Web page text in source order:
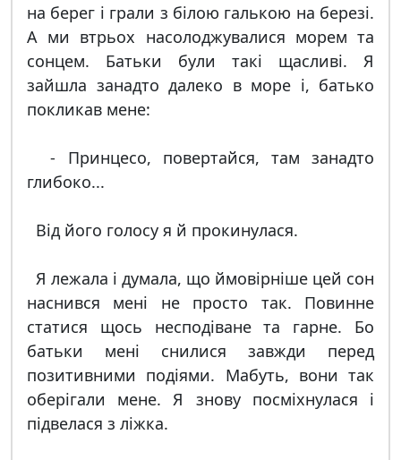
на берег і грали з білою галькою на березі.
А ми втрьох насолоджувалися морем та
сонцем. Батьки були такі щасливі. Я
зайшла занадто далеко в море і, батько
покликав мене:
- Принцесо, повертайся, там занадто
глибоко...
Від його голосу я й прокинулася.
Я лежала і думала, що ймовірніше цей сон
наснився мені не просто так. Повинне
статися щось несподіване та гарне. Бо
батьки мені снилися завжди перед
позитивними подіями. Мабуть, вони так
оберігали мене. Я знову посміхнулася і
підвелася з ліжка.